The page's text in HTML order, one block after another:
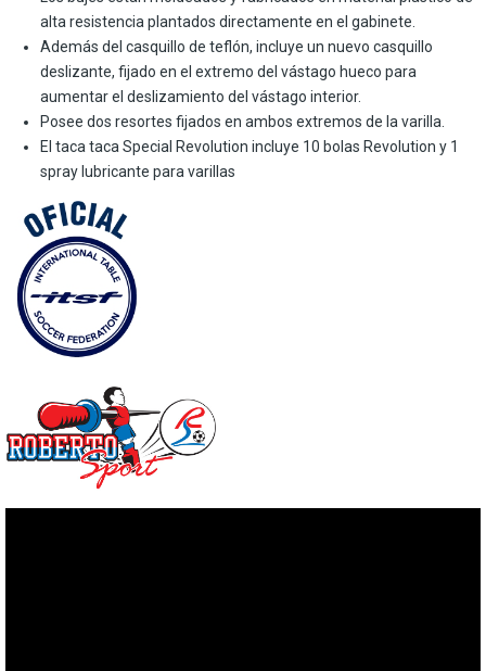
alta resistencia plantados directamente en el gabinete.
Además del casquillo de teflón, incluye un nuevo casquillo
deslizante, fijado en el extremo del vástago hueco para
aumentar el deslizamiento del vástago interior.
Posee dos resortes fijados en ambos extremos de la varilla.
El taca taca Special Revolution incluye 10 bolas Revolution y 1
spray lubricante para varillas